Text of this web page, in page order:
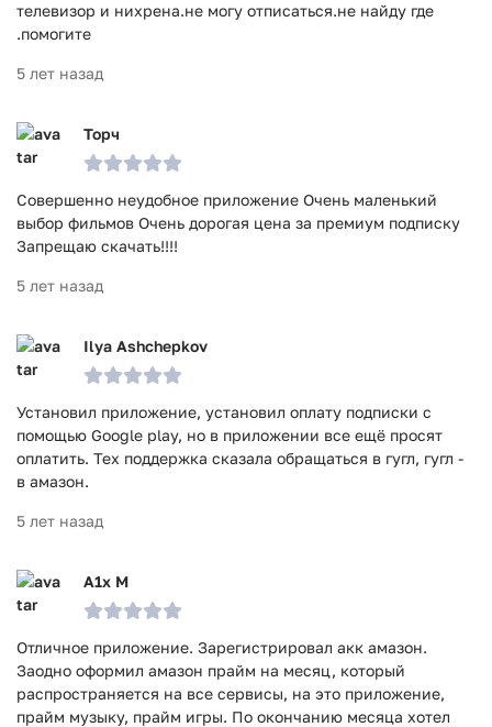
телевизор и нихрена.не могу отписаться.не найду где
.помогите
5 лет назад
Торч
Совершенно неудобное приложение Очень маленький
выбор фильмов Очень дорогая цена за премиум подписку
Запрещаю скачать!!!!
5 лет назад
Ilya Ashchepkov
Установил приложение, установил оплату подписки с
помощью Google play, но в приложении все ещё просят
оплатить. Тех поддержка сказала обращаться в гугл, гугл -
в амазон.
5 лет назад
A1x M
Отличное приложение. Зарегистрировал акк амазон.
Заодно оформил амазон прайм на месяц, который
распространяется на все сервисы, на это приложение,
прайм музыку, прайм игры. По окончанию месяца хотел